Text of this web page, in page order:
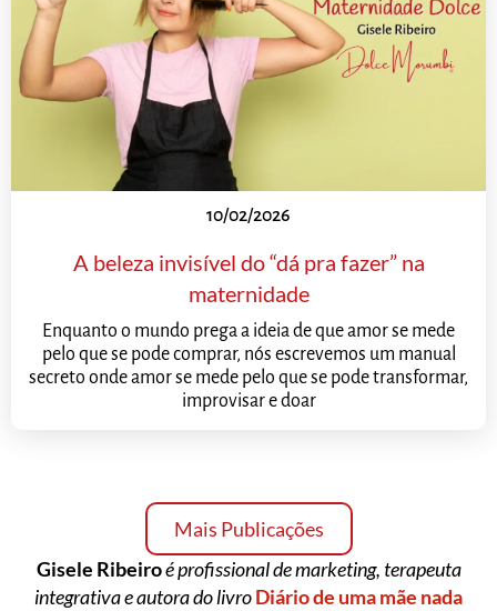
10/02/2026
A beleza invisível do “dá pra fazer” na
maternidade
Enquanto o mundo prega a ideia de que amor se mede
pelo que se pode comprar, nós escrevemos um manual
secreto onde amor se mede pelo que se pode transformar,
improvisar e doar
Mais Publicações
Gisele Ribeiroé profissional de marketing, terapeuta
integrativa e autora do livroDiário de uma mãe nada